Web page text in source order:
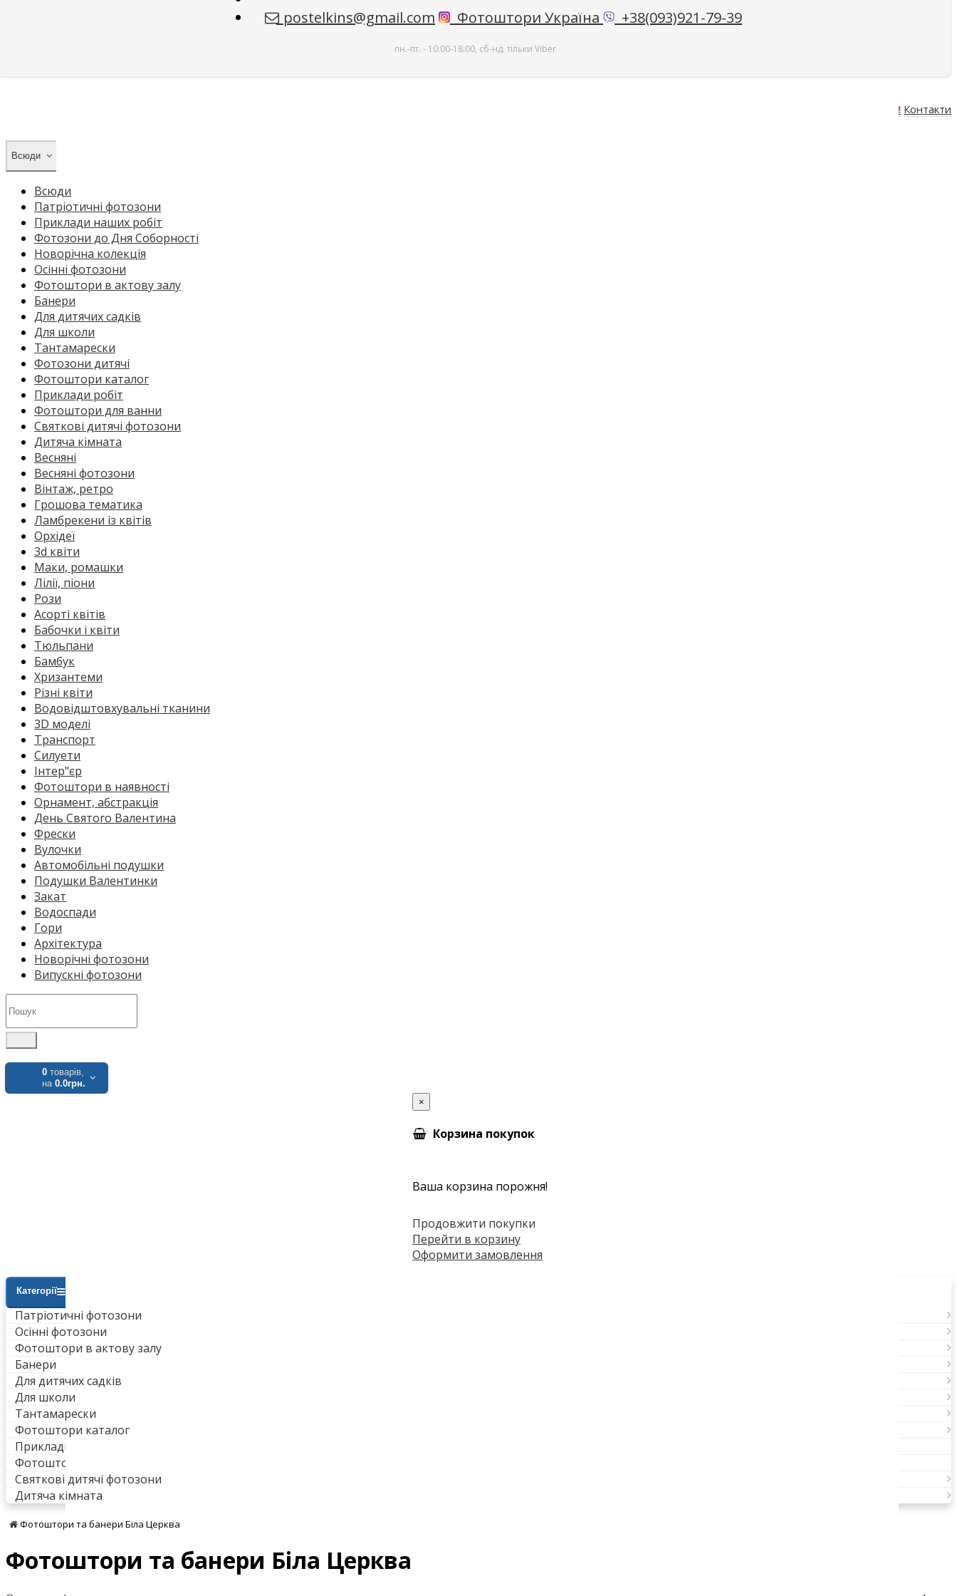
postelkins@gmail.com Фотоштори Україна +38(093)921-79-39
пн.-пт. - 10:00-18:00, сб-нд. тільки Viber
Акція! Контакти
Всюди
Всюди
Патріотичні фотозони
Приклади наших робіт
Фотозони до Дня Соборності
Новорічна колекція
Осінні фотозони
Фотоштори в актову залу
Банери
Для дитячих садків
Для школи
Тантамарески
Фотозони дитячі
Фотоштори каталог
Приклади робіт
Фотоштори для ванни
Святкові дитячі фотозони
Дитяча кімната
Весняні
Весняні фотозони
Вінтаж, ретро
Грошова тематика
Ламбрекени із квітів
Орхідеї
3d квіти
Маки, ромашки
Лілії, піони
Рози
Асорті квітів
Бабочки і квіти
Тюльпани
Бамбук
Хризантеми
Різні квіти
Водовідштовхувальні тканини
3D моделі
Транспорт
Силуети
Інтер"єр
Фотоштори в наявності
Орнамент, абстракція
День Святого Валентина
Фрески
Вулочки
Автомобільні подушки
Подушки Валентинки
Закат
Водоспади
Гори
Архітектура
Новорічні фотозони
Випускні фотозони
0 товарів,
на 0.0грн.
×
Корзина покупок
Ваша корзина порожня!
Продовжити покупки
Перейти в корзину
Оформити замовлення
Категорії
Патріотичні фотозони
Осінні фотозони
Фотоштори в актову залу
Банери
Для дитячих садків
Для школи
Тантамарески
Фотоштори каталог
Приклади робіт
Фотоштори для ванни
Святкові дитячі фотозони
Дитяча кімната
Фотоштори та банери Біла Церква
Фотоштори та банери Біла Церква